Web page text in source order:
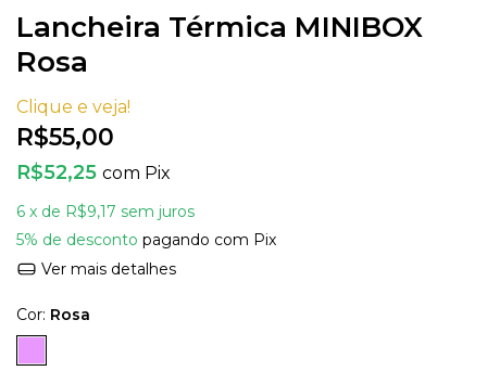
Lancheira Térmica MINIBOX
Rosa
Clique e veja!
R$55,00
R$52,25 com Pix
6 x de R$9,17 sem juros
5% de desconto pagando com Pix
Ver mais detalhes
Cor: Rosa